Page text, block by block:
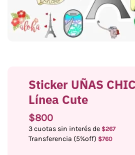
Sticker UÑAS
Línea Cute
$800
3 cuotas sin interés de $267
Transferencia (5%off) $760